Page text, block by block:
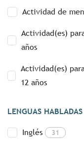
Actividad de
Actividad(es)
años
Actividad(es)
12 años
LENGUAS HABLADAS
Inglés 31